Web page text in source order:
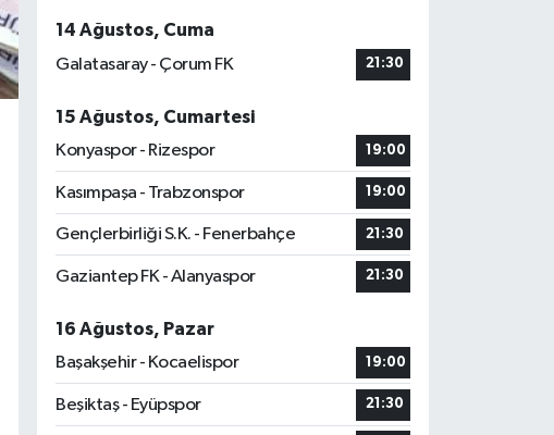
14 Ağustos, Cuma
Galatasaray - Çorum FK
21:30
15 Ağustos, Cumartesi
Konyaspor - Rizespor
19:00
Kasımpaşa - Trabzonspor 19:00
Gençlerbirliği S.K. - Fenerbahçe 21:30
Gaziantep FK - Alanyaspor 21:30
16 Ağustos, Pazar
Başakşehir - Kocaelispor
19:00
Beşiktaş - Eyüpspor 21:30